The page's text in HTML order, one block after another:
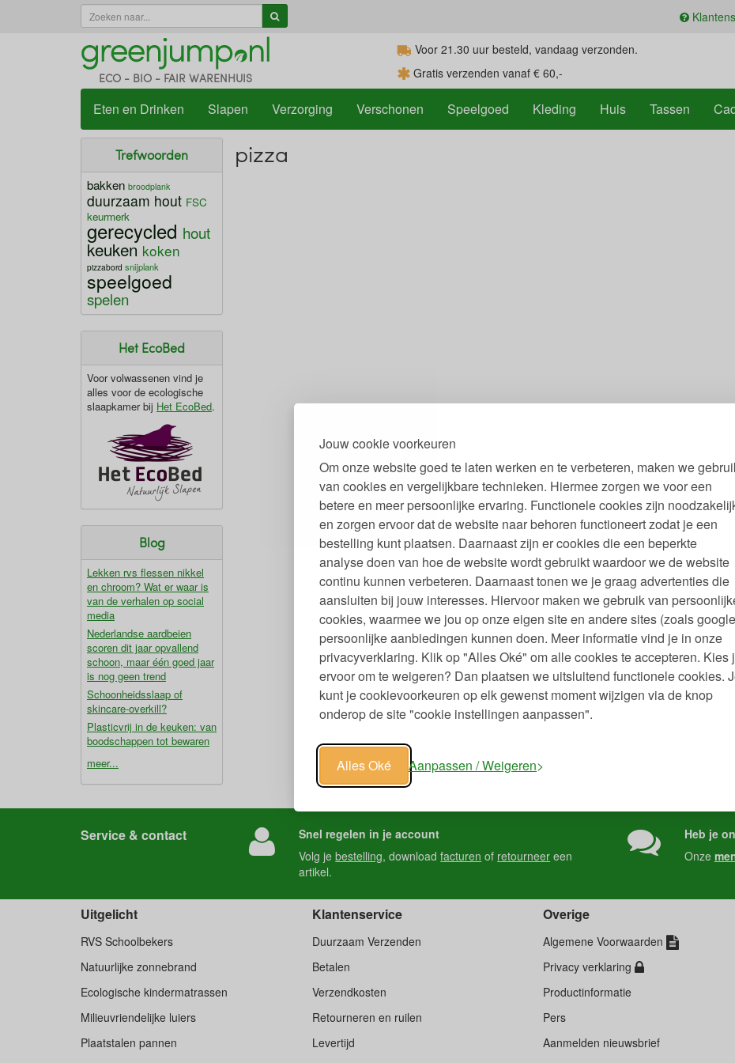
Jouw cookie voorkeuren
Om onze website goed te laten werken en te verbeteren, maken we
van cookies en vergelijkbare technieken. Hiermee zorgen we voor een
betere en meer persoonlijke ervaring. Functionele cookies zijn
en zorgen ervoor dat de website naar behoren functioneert zodat je een
bestelling kunt plaatsen. Daarnaast zijn er cookies die een beperkte
analyse doen van hoe de website wordt gebruikt waardoor we de website
continu kunnen verbeteren. Daarnaast tonen we je graag advertenties die
aansluiten bij jouw interesses. Hiervoor maken we gebruik van
cookies, waarmee we jou op onze eigen site en andere sites (zoals
persoonlijke aanbiedingen kunnen doen. Meer informatie vind je in onze
privacyverklaring. Klik op "Alles Oké" om alle cookies te accepteren. Kies
ervoor om te weigeren? Dan plaatsen we uitsluitend functionele cookies.
kunt je cookievoorkeuren op elk gewenst moment wijzigen via de knop
onderop de site "cookie instellingen aanpassen".
Alles Oké Aanpassen / Weigeren
ECO - BIO - FAIR WARENHUIS
Voor 21.30 uur besteld, vandaag verzonden.
Gratis verzenden vanaf € 60,-
Eten en Drinken Slapen Verzorging Verschonen Speelgoed Kleding Huis Tassen
Trefwoorden
bakken broodplank
duurzaam hout FSC
keurmerk
gerecycled hout
keuken koken
pizzabord snijplank
speelgoed
spelen
Het EcoBed
Voor volwassenen vind je
alles voor de ecologische
slaapkamer bij Het EcoBed.
Blog
Lekken rvs flessen nikkel
en chroom? Wat er waar is
van de verhalen op social
media
Nederlandse aardbeien
scoren dit jaar opvallend
schoon, maar één goed jaar
is nog geen trend
Schoonheidsslaap of
skincare-overkill?
Plasticvrij in de keuken: van
boodschappen tot bewaren
meer...
pizza
Service & contact
Snel regelen in je account
Volg jebestelling, downloadfacturen of retourneer een
artikel.
Heb je
Onze
Klantenservice
Duurzaam Verzenden
Betalen
Verzendkosten
Retourneren en ruilen
Levertijd
Uitgelicht
RVS Schoolbekers
Natuurlijke zonnebrand
Ecologische kindermatrassen
Milieuvriendelijke luiers
Plaatstalen pannen
Overige
Algemene Voorwaarden
Privacy verklaring
Productinformatie
Pers
Aanmelden nieuwsbrief